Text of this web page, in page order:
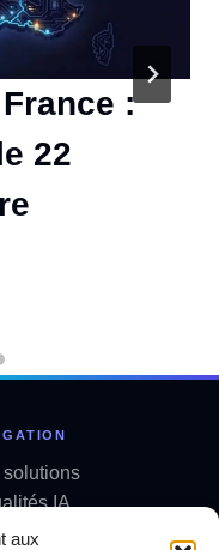
aux
:
22
solutions
IA